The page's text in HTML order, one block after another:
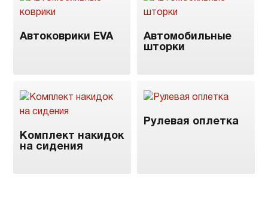
Автоковрики EVA
Автомобильные
шторки
Комплект накидок
на сидения
Рулевая оплетка